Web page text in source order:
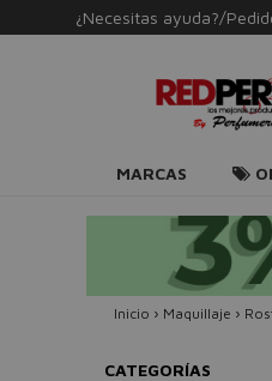
¿Necesitas ayuda?/
MARCAS
Inicio › Maquillaje ›
CATEGORÍAS